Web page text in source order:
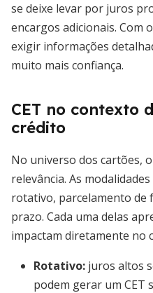
se deixe levar por juros
encargos adicionais. Com
exigir informações
muito mais confiança.
CET no contexto
crédito
No universo dos cartões,
relevância. As
rotativo, parcelamento de
prazo. Cada uma delas
impactam diretamente no
Rotativo: juros altos
podem gerar um CET